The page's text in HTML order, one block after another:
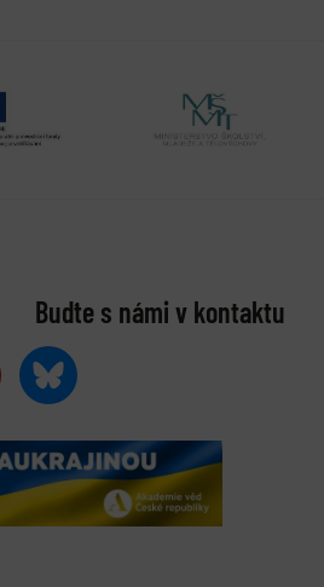
Buďte s námi v kontaktu